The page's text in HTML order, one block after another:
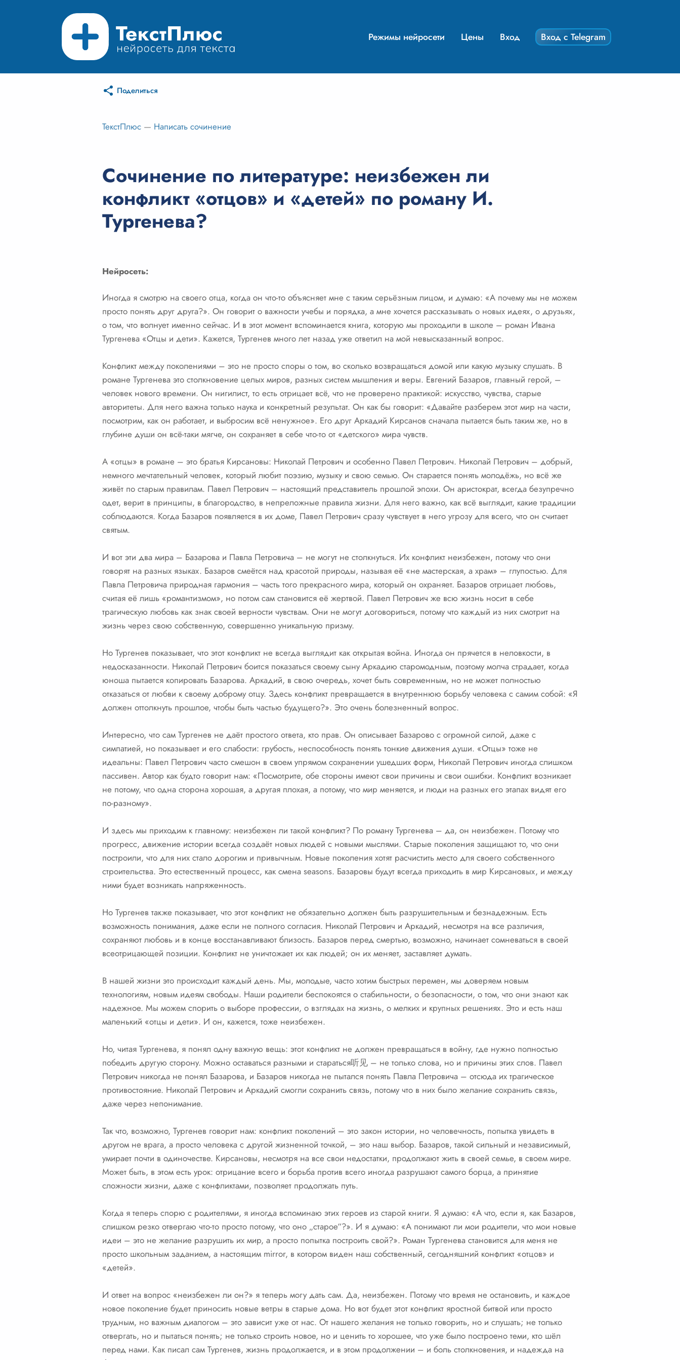
Режимы нейросети Цены Вход Вход с Telegram
Поделиться
ТекстПлюс — Написать сочинение
Сочинение по литературе: неизбежен ли
конфликт «отцов» и «детей» по роману И.
Тургенева?
Нейросеть:
Иногда я смотрю на своего отца, когда он что-то объясняет мне с таким серьёзным лицом, и думаю: «А почему мы не можем
просто понять друг друга?». Он говорит о важности учебы и порядка, а мне хочется рассказывать о новых идеях, о друзьях,
о том, что волнует именно сейчас. И в этот момент вспоминается книга, которую мы проходили в школе – роман Ивана
Тургенева «Отцы и дети». Кажется, Тургенев много лет назад уже ответил на мой невысказанный вопрос.
Конфликт между поколениями – это не просто споры о том, во сколько возвращаться домой или какую музыку слушать. В
романе Тургенева это столкновение целых миров, разных систем мышления и веры. Евгений Базаров, главный герой, –
человек нового времени. Он нигилист, то есть отрицает всё, что не проверено практикой: искусство, чувства, старые
авторитеты. Для него важна только наука и конкретный результат. Он как бы говорит: «Давайте разберем этот мир на части,
посмотрим, как он работает, и выбросим всё ненужное». Его друг Аркадий Кирсанов сначала пытается быть таким же, но в
глубине души он всё-таки мягче, он сохраняет в себе что-то от «детского» мира чувств.
А «отцы» в романе – это братья Кирсановы: Николай Петрович и особенно Павел Петрович. Николай Петрович – добрый,
немного мечтательный человек, который любит поэзию, музыку и свою семью. Он старается понять молодёжь, но всё же
живёт по старым правилам. Павел Петрович – настоящий представитель прошлой эпохи. Он аристократ, всегда безупречно
одет, верит в принципы, в благородство, в непреложные правила жизни. Для него важно, как всё выглядит, какие традиции
соблюдаются. Когда Базаров появляется в их доме, Павел Петрович сразу чувствует в него угрозу для всего, что он считает
святым.
И вот эти два мира – Базарова и Павла Петровича – не могут не столкнуться. Их конфликт неизбежен, потому что они
говорят на разных языках. Базаров смеётся над красотой природы, называя её «не мастерская, а храм» – глупостью. Для
Павла Петровича природная гармония – часть того прекрасного мира, который он охраняет. Базаров отрицает любовь,
считая её лишь «романтизмом», но потом сам становится её жертвой. Павел Петрович же всю жизнь носит в себе
трагическую любовь как знак своей верности чувствам. Они не могут договориться, потому что каждый из них смотрит на
жизнь через свою собственную, совершенно уникальную призму.
Но Тургенев показывает, что этот конфликт не всегда выглядит как открытая война. Иногда он прячется в неловкости, в
недосказанности. Николай Петрович боится показаться своему сыну Аркадию старомодным, поэтому молча страдает, когда
юноша пытается копировать Базарова. Аркадий, в свою очередь, хочет быть современным, но не может полностью
отказаться от любви к своему доброму отцу. Здесь конфликт превращается в внутреннюю борьбу человека с самим собой: «Я
должен оттолкнуть прошлое, чтобы быть частью будущего?». Это очень болезненный вопрос.
Интересно, что сам Тургенев не даёт простого ответа, кто прав. Он описывает Базарово с огромной силой, даже с
симпатией, но показывает и его слабости: грубость, неспособность понять тонкие движения души. «Отцы» тоже не
идеальны: Павел Петрович часто смешон в своем упрямом сохранении ушедших форм, Николай Петрович иногда слишком
пассивен. Автор как будто говорит нам: «Посмотрите, обе стороны имеют свои причины и свои ошибки. Конфликт возникает
не потому, что одна сторона хорошая, а другая плохая, а потому, что мир меняется, и люди на разных его этапах видят его
по-разному».
И здесь мы приходим к главному: неизбежен ли такой конфликт? По роману Тургенева – да, он неизбежен. Потому что
прогресс, движение истории всегда создаёт новых людей с новыми мыслями. Старые поколения защищают то, что они
построили, что для них стало дорогим и привычным. Новые поколения хотят расчистить место для своего собственного
строительства. Это естественный процесс, как смена seasons. Базаровы будут всегда приходить в мир Кирсановых, и между
ними будет возникать напряженность.
Но Тургенев также показывает, что этот конфликт не обязательно должен быть разрушительным и безнадежным. Есть
возможность понимания, даже если не полного согласия. Николай Петрович и Аркадий, несмотря на все различия,
сохраняют любовь и в конце восстанавливают близость. Базаров перед смертью, возможно, начинает сомневаться в своей
всеотрицающей позиции. Конфликт не уничтожает их как людей; он их меняет, заставляет думать.
В нашей жизни это происходит каждый день. Мы, молодые, часто хотим быстрых перемен, мы доверяем новым
технологиям, новым идеям свободы. Наши родители беспокоятся о стабильности, о безопасности, о том, что они знают как
надежное. Мы можем спорить о выборе профессии, о взглядах на жизнь, о мелких и крупных решениях. Это и есть наш
маленький «отцы и дети». И он, кажется, тоже неизбежен.
Но, читая Тургенева, я понял одну важную вещь: этот конфликт не должен превращаться в войну, где нужно полностью
победить другую сторону. Можно оставаться разными и стараться听见 – не только слова, но и причины этих слов. Павел
Петрович никогда не понял Базарова, и Базаров никогда не пытался понять Павла Петровича – отсюда их трагическое
противостояние. Николай Петрович и Аркадий смогли сохранить связь, потому что в них было желание сохранить связь,
даже через непонимание.
Так что, возможно, Тургенев говорит нам: конфликт поколений – это закон истории, но человечность, попытка увидеть в
другом не врага, а просто человека с другой жизненной точкой, – это наш выбор. Базаров, такой сильный и независимый,
умирает почти в одиночестве. Кирсановы, несмотря на все свои недостатки, продолжают жить в своей семье, в своем мире.
Может быть, в этом есть урок: отрицание всего и борьба против всего иногда разрушают самого борца, а принятие
сложности жизни, даже с конфликтами, позволяет продолжать путь.
Когда я теперь спорю с родителями, я иногда вспоминаю этих героев из старой книги. Я думаю: «А что, если я, как Базаров,
слишком резко отвергаю что-то просто потому, что оно „старое“?». И я думаю: «А понимают ли мои родители, что мои новые
идеи – это не желание разрушить их мир, а просто попытка построить свой?». Роман Тургенева становится для меня не
просто школьным заданием, а настоящим mirror, в котором виден наш собственный, сегодняшний конфликт «отцов» и
«детей».
И ответ на вопрос «неизбежен ли он?» я теперь могу дать сам. Да, неизбежен. Потому что время не остановить, и каждое
новое поколение будет приносить новые ветры в старые дома. Но вот будет этот конфликт яростной битвой или просто
трудным, но важным диалогом – это зависит уже от нас. От нашего желания не только говорить, но и слушать; не только
отвергать, но и пытаться понять; не только строить новое, но и ценить то хорошее, что уже было построено теми, кто шёл
перед нами. Как писал сам Тургенев, жизнь продолжается, и в этом продолжении – и боль столкновения, и надежда на